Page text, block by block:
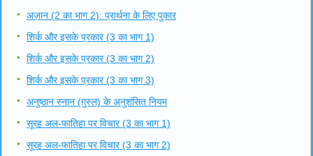
अज़ान (2 का भाग 2): प्रार्थना के लिए पुकार
शिर्क और इसके प्रकार (3 का भाग 1)
शिर्क और इसके प्रकार (3 का भाग 2)
शिर्क और इसके प्रकार (3 का भाग 3)
अनुष्ठान स्नान (ग़ुस्ल) के अनुशंसित नियम
सूरह अल-फातिहा पर विचार (3 का भाग 1)
सूरह अल-फातिहा पर विचार (3 का भाग 2)